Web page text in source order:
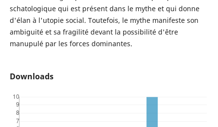
schatologique qui est présent dans le mythe et qui donne
d'élan à l'utopie social. Toutefois, le mythe manifeste son
ambiguité et sa fragilité devant la possibilité d'être
manupulé par les forces dominantes.
Downloads